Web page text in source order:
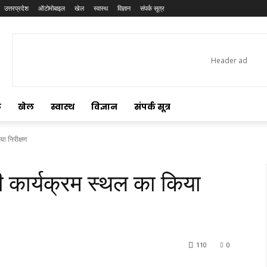
उत्तरप्रदेश ऑटोमोबाइल खेल स्वास्थ विज्ञान संपर्क सूत्र
खेल स्वास्थ विज्ञान संपर्क सूत्र
निरीक्षण
कार्यक्रम स्थल का किया
0
110